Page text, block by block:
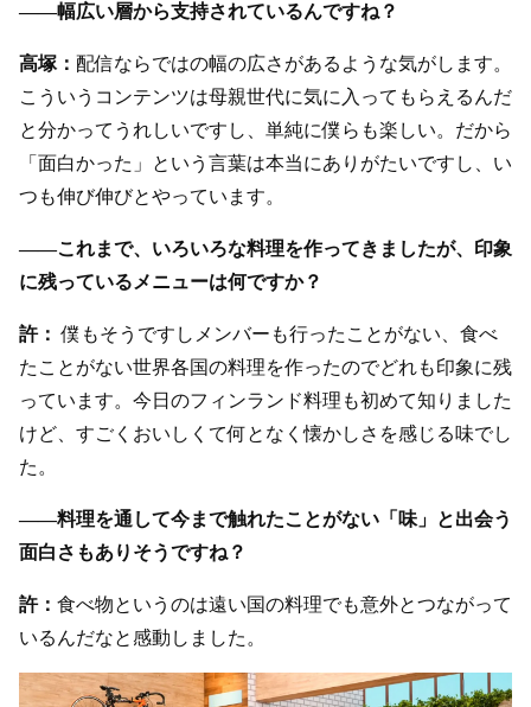
――幅広い層から支持されているんですね？
高塚： 配信ならではの幅の広さがあるような気がします。
こういうコンテンツは母親世代に気に入ってもらえるんだ
と分かってうれしいですし、単純に僕らも楽しい。だから
「面白かった」という言葉は本当にありがたいですし、い
つも伸び伸びとやっています。
――これまで、いろいろな料理を作ってきましたが、印象
に残っているメニューは何ですか？
許：僕もそうですしメンバーも行ったことがない、食べ
たことがない世界各国の料理を作ったのでどれも印象に残
っています。今日のフィンランド料理も初めて知りました
けど、すごくおいしくて何となく懐かしさを感じる味でし
た。
――料理を通して今まで触れたことがない「味」と出会う
面白さもありそうですね？
許： 食べ物というのは遠い国の料理でも意外とつながって
いるんだなと感動しました。